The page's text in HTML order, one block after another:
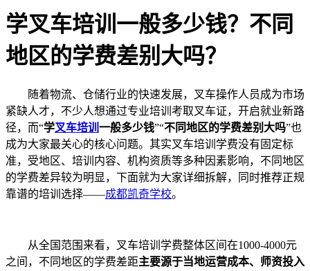
学叉车培训一般多少钱？不同
地区的学费差别大吗？
随着物流、仓储行业的快速发展，叉车操作人员成为市场
紧缺人才，不少人想通过专业培训考取叉车证，开启就业新路
径，而“学叉车培训 一般多少钱”“不同地区的学费差别大吗”也
成为大家最关心的核心问题。其实叉车培训学费没有固定标
准，受地区、培训内容、机构资质等多种因素影响，不同地区
的学费差异较为明显，下面就为大家详细拆解，同时推荐正规
靠谱的培训选择——成都凯奇学校。
从全国范围来看，叉车培训学费整体区间在1000-4000元
之间，不同地区的学费差距主要源于当地运营成本、师资投入